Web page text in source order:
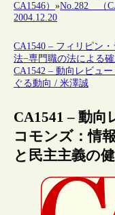
CA1546）»No.282 （
2004.12.20
CA1540 – フィリピン
法−専門職の法による
CA1542 – 動向レビュ
ぐる動向 / 米澤誠
CA1541 – 動向
コモンズ：情
と民主主義の